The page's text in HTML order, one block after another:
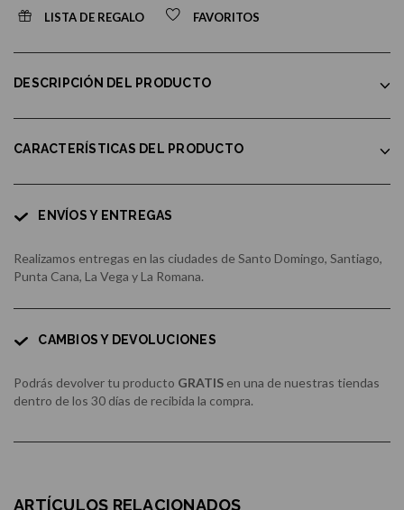
LISTA DE REGALO FAVORITOS
DESCRIPCIÓN DEL PRODUCTO
CARACTERÍSTICAS DEL PRODUCTO
ENVÍOS Y ENTREGAS
Realizamos entregas en las ciudades de Santo Domingo, Santiago,
Punta Cana, La Vega y La Romana.
CAMBIOS Y DEVOLUCIONES
Podrás devolver tu producto GRATIS en una de nuestras tiendas
dentro de los 30 días de recibida la compra.
ARTÍCULOS RELACIONADOS